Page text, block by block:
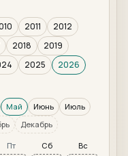
2011
2012
2018
2019
2025
2026
Май Июнь
Июль
Декабрь
Пт Сб Вс